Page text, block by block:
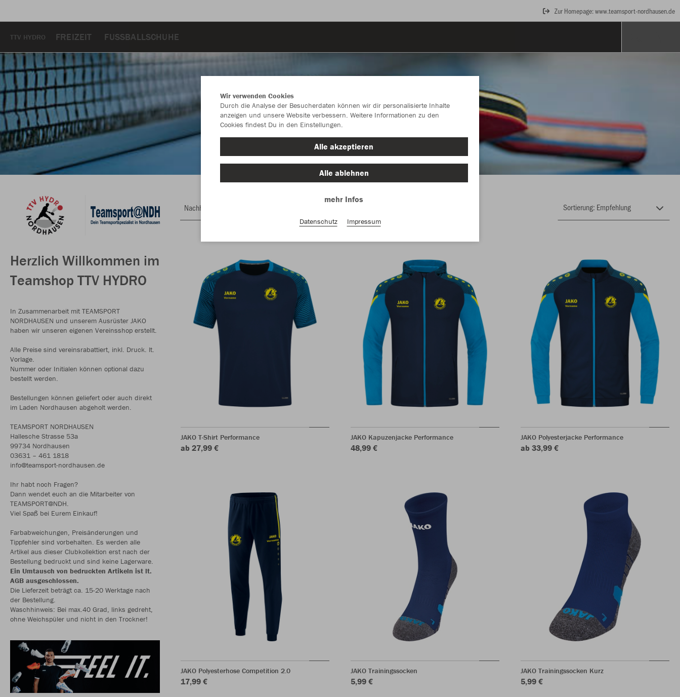
Zur Homepage: www.teamsport-nordhausen.de
TTV HYDRO FREIZEIT FUSSBALLSCHUHE
Herzlich Willkommen im
Teamshop TTV HYDRO
In Zusammenarbeit mit TEAMSPORT
NORDHAUSEN und unserem Ausrüster JAKO
haben wir unseren eigenen Vereinsshop erstellt.
Alle Preise sind vereinsrabattiert, inkl. Druck. lt.
Vorlage.
Nummer oder Initialen können optional dazu
bestellt werden.
Bestellungen können geliefert oder auch direkt
im Laden Nordhausen abgeholt werden.
TEAMSPORT NORDHAUSEN
Hallesche Strasse 53a
99734 Nordhausen
03631 – 461 1818
info@teamsport-nordhausen.de
Ihr habt noch Fragen?
Dann wendet euch an die Mitarbeiter von
TEAMSPORT@NDH.
Viel Spaß bei Eurem Einkauf!
Farbabweichungen, Preisänderungen und
Tippfehler sind vorbehalten. Es werden alle
Artikel aus dieser Clubkollektion erst nach der
Bestellung bedruckt und sind keine Lagerware.
Ein Umtausch von bedruckten Artikeln ist lt.
AGB ausgeschlossen.
Die Lieferzeit beträgt ca. 15-20 Werktage nach
der Bestellung.
Waschhinweis: Bei max.40 Grad, links gedreht,
ohne Weichspüler und nicht in den Trockner!
Nachhaltig
JAKO T-Shirt Performance
ab 27,99 €
JAKO Kapuzenjacke Performance
48,99 €
JAKO Polyesterjacke Performance
ab 33,99 €
JAKO Polyesterhose Competition 2.0
17,99 €
JAKO Trainingssocken
5,99 €
JAKO Trainingssocken Kurz
5,99 €
Wir verwenden Cookies
Durch die Analyse der Besucherdaten können wir dir personalisierte Inhalte
anzeigen und unsere Website verbessern. Weitere Informationen zu den
Cookies findest Du in den Einstellungen.
Alle akzeptieren
Alle ablehnen
mehr Infos
Datenschutz Impressum